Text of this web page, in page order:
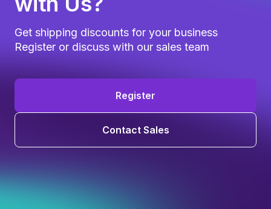
Get shipping discounts for your business
Register or discuss with our sales team
Register
Contact Sales